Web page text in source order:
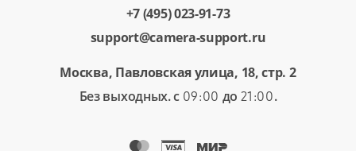
+7 (495) 023-91-73
support@camera-support.ru
Москва, Павловская улица, 18, стр. 2
Без выходных. с 09:00 до 21:00.